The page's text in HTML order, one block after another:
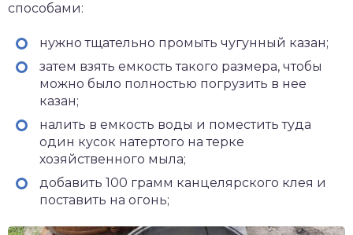
способами:
нужно тщательно промыть чугунный казан;
затем взять емкость такого размера, чтобы
можно было полностью погрузить в нее
казан;
налить в емкость воды и поместить туда
один кусок натертого на терке
хозяйственного мыла;
добавить 100 грамм канцелярского клея и
поставить на огонь;